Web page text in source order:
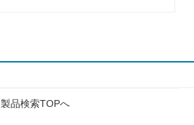
製品検索TOPへ